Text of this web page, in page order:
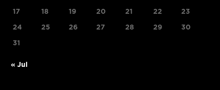
17 18 19 20 21 22 23
24 25 26 27 28 29 30
31
« Jul